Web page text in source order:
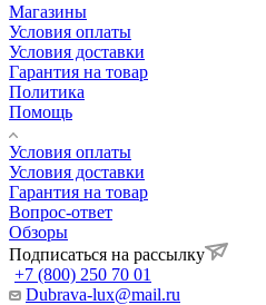
Магазины
Условия оплаты
Условия доставки
Гарантия на товар
Политика
Помощь
Условия оплаты
Условия доставки
Гарантия на товар
Вопрос-ответ
Обзоры
Подписаться на рассылку
+7 (800) 250 70 01
Dubrava-lux@mail.ru